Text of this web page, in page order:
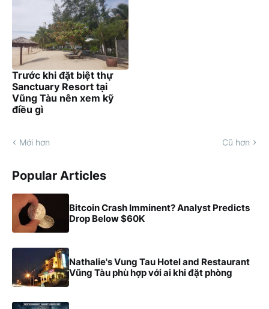
Trước khi đặt biệt thự
Sanctuary Resort tại
Vũng Tàu nên xem kỹ
điều gì
Mới hơn Cũ hơn
Popular Articles
Bitcoin Crash Imminent? Analyst Predicts
Drop Below $60K
Nathalie's Vung Tau Hotel and Restaurant
Vũng Tàu phù hợp với ai khi đặt phòng